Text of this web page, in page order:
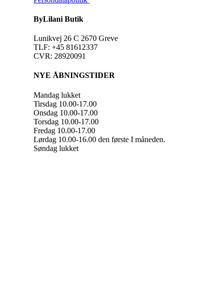
ByLilani Butik
Lunikvej 26 C 2670 Greve
TLF: +45 81612337
CVR: 28920091
NYE ÅBNINGSTIDER
Mandag lukket
Tirsdag 10.00-17.00
Onsdag 10.00-17.00
Torsdag 10.00-17.00
Fredag 10.00-17.00
Lørdag 10.00-16.00 den første I måneden.
Søndag lukket